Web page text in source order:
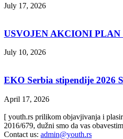
July 17, 2026
USVOJEN AKCIONI PLAN
July 10, 2026
EKO Serbia stipendije 2026
April 17, 2026
[ youth.rs prilikom objavjivanja i
2016/679, dužni smo da vas
Contact us: admin@youth.rs